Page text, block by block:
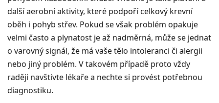
další aerobní aktivity, které podpoří celkový krevní
oběh i pohyb střev. Pokud se však problém opakuje
velmi často a plynatost je až nadměrná, může se jednat
o varovný signál, že má vaše tělo intoleranci či alergii
nebo jiný problém. V takovém případě proto vždy
raději navštivte lékaře a nechte si provést potřebnou
diagnostiku.